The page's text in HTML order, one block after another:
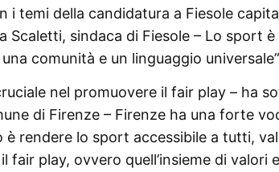
temi della candidatura a Fiesole
Scaletti, sindaca di Fiesole – Lo sport
comunità e un linguaggio
nel promuovere il fair play – ha
di Firenze – Firenze ha una forte
è rendere lo sport accessibile a tutti,
fair play, ovvero quell’insieme di valori